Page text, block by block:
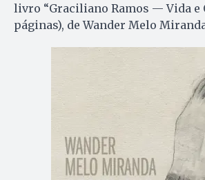
livro “Graciliano Ramos — Vida e
páginas), de Wander Melo